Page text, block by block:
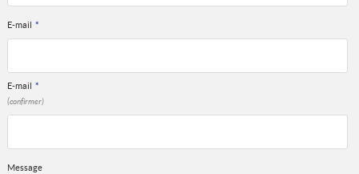
E-mail *
E-mail *
(confirmer)
Message